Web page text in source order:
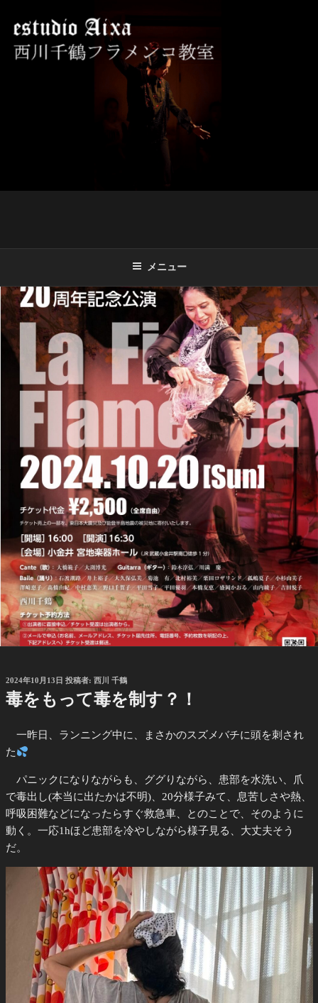
西川千鶴フラメンコ教室 ESTUDIO
初心者からプロを目指す貴女をお待ちしております。
メニュー
投
稿
日:
2024年10月13日 投稿者: 西川 千鶴
毒をもって毒を制す？！
一昨日、ランニング中に、まさかのスズメバチに頭を刺され
た
パニックになりながらも、ググりながら、患部を水洗い、爪
で毒出し(本当に出たかは不明)、20分様子みて、息苦しさや熱、
呼吸困難などになったらすぐ救急車、とのことで、そのように
動く。一応1hほど患部を冷やしながら様子見る、大丈夫そう
だ。